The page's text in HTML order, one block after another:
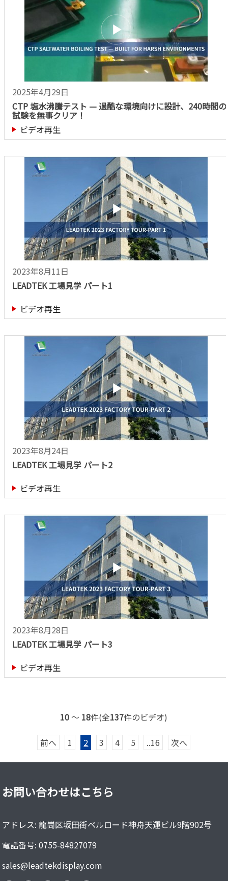
2025年4月29日
CTP 塩水沸騰テスト — 過酷な環境向けに設計、240時間の
試験を無事クリア！
ビデオ再生
2023年8月11日
LEADTEK 工場見学 パート1
ビデオ再生
2023年8月24日
LEADTEK 工場見学 パート2
ビデオ再生
2023年8月28日
LEADTEK 工場見学 パート3
ビデオ再生
10 ～ 18件(全137件のビデオ)
前へ 1 2 3 4 5 ..16 次へ
お問い合わせはこちら
アドレス: 龍崗区坂田街ベルロード神舟天運ビル9階902号
電話番号: 0755-84827079
sales@leadtekdisplay.com